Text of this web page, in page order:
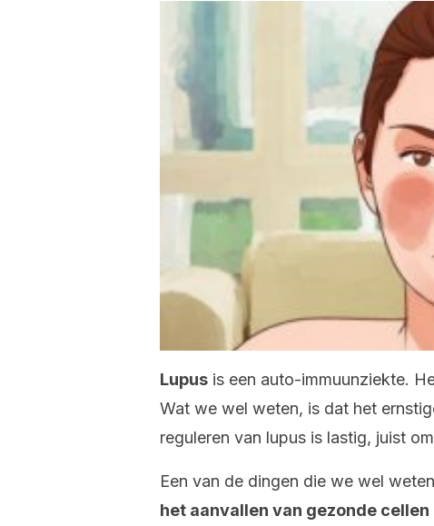
Lupus is een auto-immuunziekte.
Wat we wel weten, is dat het
reguleren van lupus is lastig, juist
Een van de dingen die we wel
het aanvallen van gezonde